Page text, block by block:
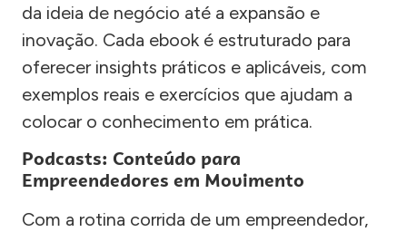
da ideia de negócio até a expansão e
inovação. Cada ebook é estruturado para
oferecer insights práticos e aplicáveis, com
exemplos reais e exercícios que ajudam a
colocar o conhecimento em prática.
Podcasts: Conteúdo para
Empreendedores em Movimento
Com a rotina corrida de um empreendedor,